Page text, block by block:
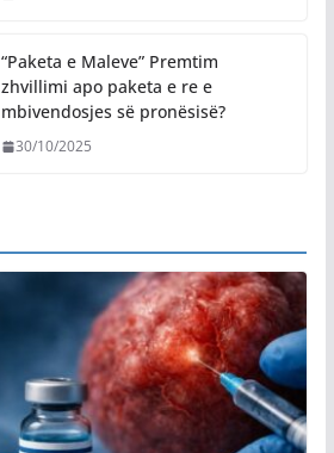
“Paketa e Maleve” Premtim
zhvillimi apo paketa e re e
mbivendosjes së pronësisë?
30/10/2025